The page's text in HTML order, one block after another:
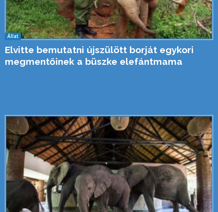
Állat
Elvitte bemutatni újszülött borját egykori
megmentőinek a büszke elefántmama